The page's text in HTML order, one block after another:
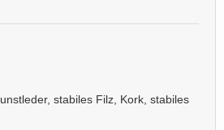
stabiles Filz, Kork, stabiles